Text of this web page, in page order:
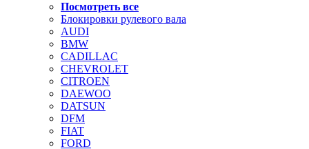
Посмотреть все
Блокировки рулевого вала
AUDI
BMW
CADILLAC
CHEVROLET
CITROEN
DAEWOO
DATSUN
DFM
FIAT
FORD